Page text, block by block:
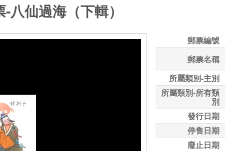
仙過海（下輯）
郵票編號
郵票名稱
所屬類別-主別
所屬類別-所有類
別
發行日期
停售日期
廢止日期